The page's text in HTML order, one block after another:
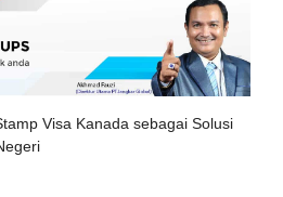
Visa Kanada sebagai Solusi